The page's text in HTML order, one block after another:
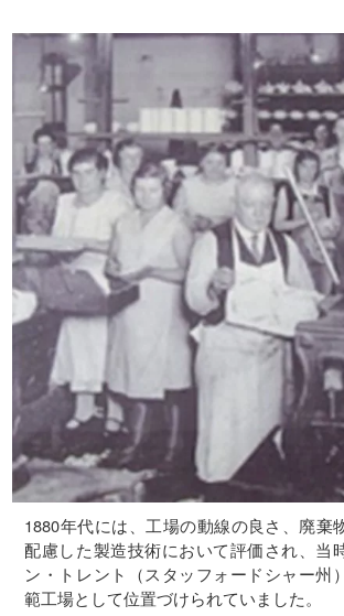
1880年代には、工場の動線の良さ、廃棄
配慮した製造技術において評価され、当
ン・トレント（スタッフォードシャー州
範工場として位置づけられていました。